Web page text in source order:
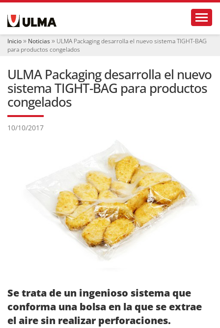
e Inicio Noticias
ULMA Packaging desarrolla el nuevo sistema TIGHT-BAG
para productos congelados
ULMA Packaging desarrolla el nuevo
sistema TIGHT-BAG para productos
congelados
10/10/2017
Se trata de un ingenioso sistema que
conforma una bolsa en la que se extrae
el aire sin realizar perforaciones.